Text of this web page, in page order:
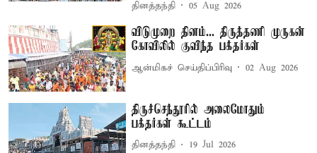
தினத்தந்தி 05 Aug 2026
விடுமுறை தினம்... திருத்தணி முருகன்
கோவிலில் குவிந்த பக்தர்கள்
ஆன்மிகச் செய்திப்பிரிவு 02 Aug 2026
திருச்செந்தூரில் அலைமோதும்
பக்தர்கள் கூட்டம்
தினத்தந்தி 19 Jul 2026